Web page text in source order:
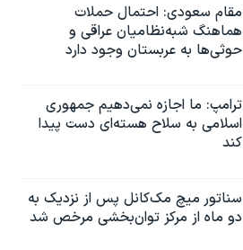
مقام سعودی: احتمال حملات
هماهنگ شبه‌نظامیان عراقی و
حوثی‌ها به عربستان وجود دارد
ترامپ: ما اجازه نمی‌دهیم جمهوری
اسلامی به سلاح هسته‌ای دست پیدا
کند
سناتور میچ مک‌کانل پس از نزدیک به
دو ماه از مرکز توان‌بخشی مرخص شد